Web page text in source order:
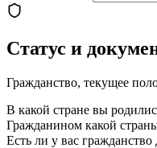
Статус и
Гражданство, текущее
В какой стране вы
Гражданином какой
Есть ли у вас